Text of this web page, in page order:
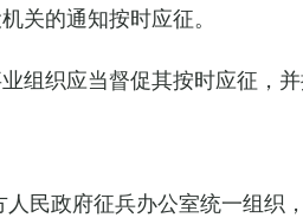
关的通知按时应征。
组织应当督促其按时应征，并
民政府征兵办公室统一组织